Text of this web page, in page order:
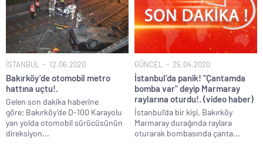
CHP’den AK Parti’ye geçen Tuzla Belediye Başkanı’ndan ilk
açıklama..
Savaşın kazananı 93 milyar dolar ile dev petrol şirketleri oldu!.
İSTANBUL 12.06.2020
Bakırköy’de otomobil metro
hattına uçtu!.
Gelen son dakika haberine
göre; Bakırköy’de D-100 Karayolu
yan yolda otomobil sürücüsünün
direksiyon...
GÜNCEL 25.04.2020
İstanbul’da panik! “Çantamda
bomba var” deyip Marmaray
raylarına oturdu!. (video haber)
İstanbul’da bir kişi, Bakırköy
Marmaray durağında raylara
oturarak bombasında çanta...